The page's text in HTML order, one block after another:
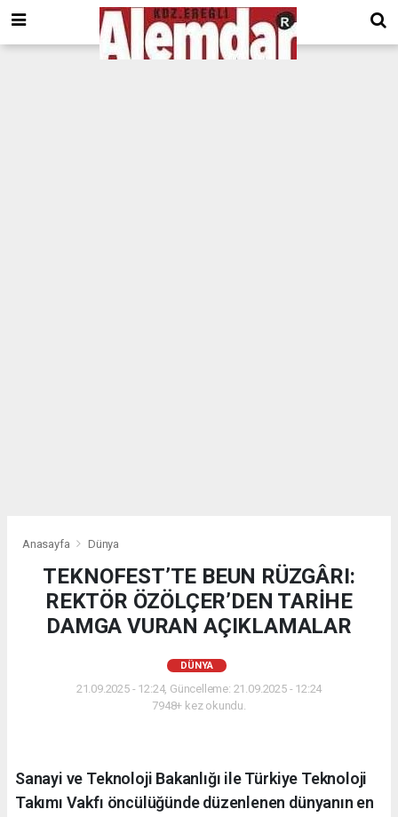
google.com, pub-8201930440372555, DIRECT, f08c47fec0942fa0
Anasayfa Dünya
TEKNOFEST’TE BEUN RÜZGÂRI:
REKTÖR ÖZÖLÇER’DEN TARİHE
DAMGA VURAN AÇIKLAMALAR
DÜNYA
21.09.2025 - 12:24, Güncelleme: 21.09.2025 - 12:24
7948+ kez okundu.
Sanayi ve Teknoloji Bakanlığı ile Türkiye Teknoloji
Takımı Vakfı öncülüğünde düzenlenen dünyanın en